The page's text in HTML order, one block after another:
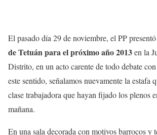
El pasado día 29 de noviembre, el PP
de Tetuán para el próximo año 2013en la
Distrito, en un acto carente de todo debate
este sentido, señalamos nuevamente la estafa
clase trabajadora que hayan fijado los plenos
mañana.
En una sala decorada con motivos barrocos y